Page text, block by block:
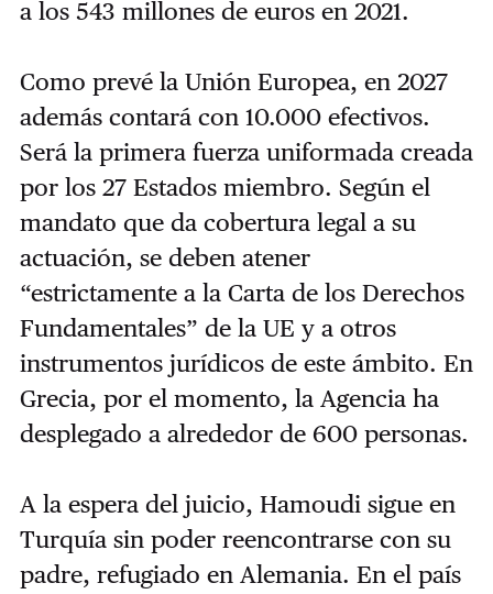
a los 543 millones de euros en 2021.
Como prevé la Unión Europea, en 2027
además contará con 10.000 efectivos.
Será la primera fuerza uniformada creada
por los 27 Estados miembro. Según el
mandato que da cobertura legal a su
actuación, se deben atener
“estrictamente a la Carta de los Derechos
Fundamentales” de la UE y a otros
instrumentos jurídicos de este ámbito. En
Grecia, por el momento, la Agencia ha
desplegado a alrededor de 600 personas.
A la espera del juicio, Hamoudi sigue en
Turquía sin poder reencontrarse con su
padre, refugiado en Alemania. En el país